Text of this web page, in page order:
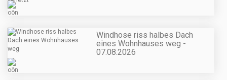
Windhose riss halbes Dach
eines Wohnhauses weg -
07.08.2026